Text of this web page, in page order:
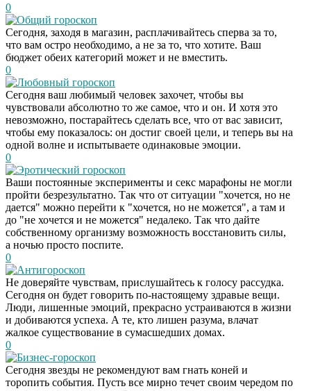
0
Общий гороскоп
Сегодня, заходя в магазин, расплачивайтесь сперва за то,
что вам остро необходимо, а не за то, что хотите. Ваш
бюджет обеих категорий может и не вместить.
0
Любовный гороскоп
Сегодня ваш любимый человек захочет, чтобы вы
чувствовали абсолютно то же самое, что и он. И хотя это
невозможно, постарайтесь сделать все, что от вас зависит,
чтобы ему показалось: он достиг своей цели, и теперь вы на
одной волне и испытываете одинаковые эмоции.
0
Эротический гороскоп
Ваши постоянные эксперименты и секс марафоны не могли
пройти безрезультатно. Так что от ситуации "хочется, но не
дается" можно перейти к "хочется, но не можется", а там и
до "не хочется и не можется" недалеко. Так что дайте
собственному организму возможность восстановить силы,
а ночью просто поспите.
0
Антигороскоп
Не доверяйте чувствам, прислушайтесь к голосу рассудка.
Сегодня он будет говорить по-настоящему здравые вещи.
Люди, лишенные эмоций, прекрасно устраиваются в жизни
и добиваются успеха. А те, кто лишен разума, влачат
жалкое существование в сумасшедших домах.
0
Бизнес-гороскоп
Сегодня звезды не рекомендуют вам гнать коней и
торопить события. Пусть все мирно течет своим чередом по